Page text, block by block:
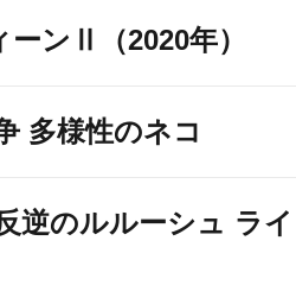
ンⅡ（2020年）
多様性のネコ
逆のルルーシュ ラ